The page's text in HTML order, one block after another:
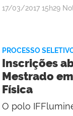
por
Reitoria
publicado
17/03/2017 15h29
PROCESSO
Inscrições
Mestrado
Física
O polo